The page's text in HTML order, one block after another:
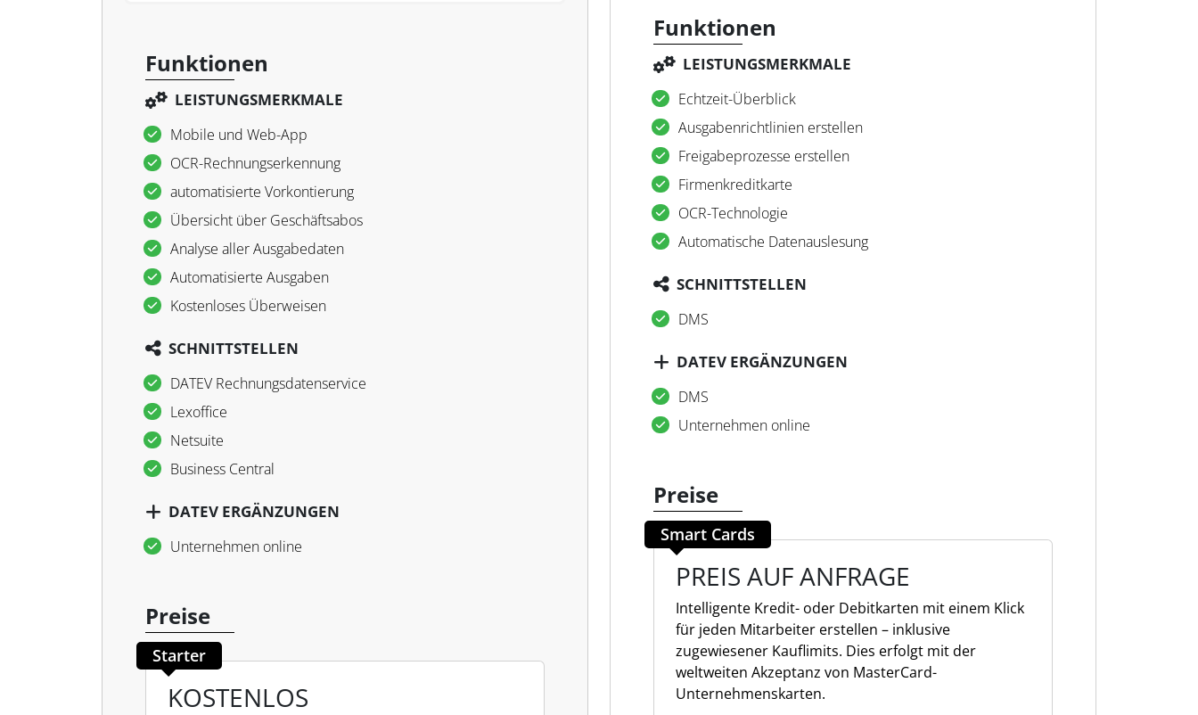
Funktionen
LEISTUNGSMERKMALE
Mobile und Web-App
OCR-Rechnungserkennung
automatisierte Vorkontierung
Übersicht über Geschäftsabos
Analyse aller Ausgabedaten
Automatisierte Ausgaben
Kostenloses Überweisen
SCHNITTSTELLEN
DATEV Rechnungsdatenservice
Lexoffice
Netsuite
Business Central
DATEV ERGÄNZUNGEN
Unternehmen online
Preise
Starter
KOSTENLOS
Funktionen
LEISTUNGSMERKMALE
Echtzeit-Überblick
Ausgabenrichtlinien erstellen
Freigabeprozesse erstellen
Firmenkreditkarte
OCR-Technologie
Automatische Datenauslesung
SCHNITTSTELLEN
DMS
DATEV ERGÄNZUNGEN
DMS
Unternehmen online
Preise
Smart Cards
PREIS AUF ANFRAGE
Intelligente Kredit- oder Debitkarten mit einem Klick
für jeden Mitarbeiter erstellen – inklusive
zugewiesener Kauflimits. Dies erfolgt mit der
weltweiten Akzeptanz von MasterCard-
Unternehmenskarten.